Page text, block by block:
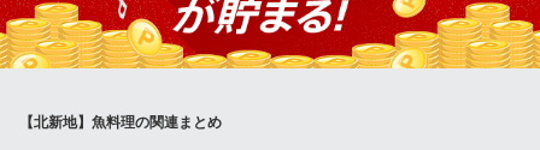
粋魚 むらばやし
鮮魚＆日本料理
【北新地】魚料理の関連まとめ